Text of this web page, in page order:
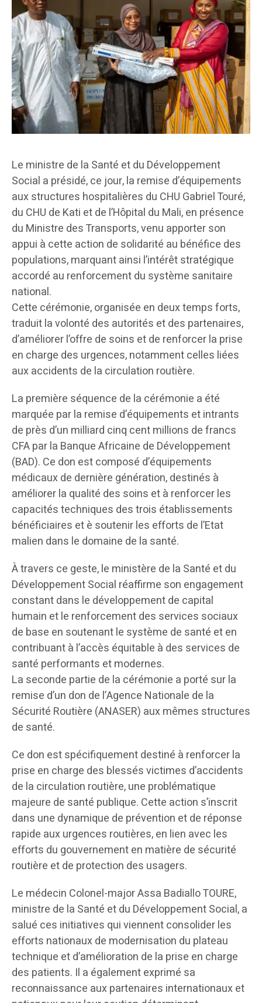
Le ministre de la Santé et du Développement
Social a présidé, ce jour, la remise d’équipements
aux structures hospitalières du CHU Gabriel Touré,
du CHU de Kati et de l’Hôpital du Mali, en présence
du Ministre des Transports, venu apporter son
appui à cette action de solidarité au bénéfice des
populations, marquant ainsi l’intérêt stratégique
accordé au renforcement du système sanitaire
national.
Cette cérémonie, organisée en deux temps forts,
traduit la volonté des autorités et des partenaires,
d’améliorer l’offre de soins et de renforcer la prise
en charge des urgences, notamment celles liées
aux accidents de la circulation routière.
La première séquence de la cérémonie a été
marquée par la remise d’équipements et intrants
de près d’un milliard cinq cent millions de francs
CFA par la Banque Africaine de Développement
(BAD). Ce don est composé d’équipements
médicaux de dernière génération, destinés à
améliorer la qualité des soins et à renforcer les
capacités techniques des trois établissements
bénéficiaires et è soutenir les efforts de l’Etat
malien dans le domaine de la santé.
À travers ce geste, le ministère de la Santé et du
Développement Social réaffirme son engagement
constant dans le développement de capital
humain et le renforcement des services sociaux
de base en soutenant le système de santé et en
contribuant à l’accès équitable à des services de
santé performants et modernes.
La seconde partie de la cérémonie a porté sur la
remise d’un don de l’Agence Nationale de la
Sécurité Routière (ANASER) aux mêmes structures
de santé.
Ce don est spécifiquement destiné à renforcer la
prise en charge des blessés victimes d’accidents
de la circulation routière, une problématique
majeure de santé publique. Cette action s’inscrit
dans une dynamique de prévention et de réponse
rapide aux urgences routières, en lien avec les
efforts du gouvernement en matière de sécurité
routière et de protection des usagers.
Le médecin Colonel-major Assa Badiallo TOURE,
ministre de la Santé et du Développement Social, a
salué ces initiatives qui viennent consolider les
efforts nationaux de modernisation du plateau
technique et d’amélioration de la prise en charge
des patients. Il a également exprimé sa
reconnaissance aux partenaires internationaux et